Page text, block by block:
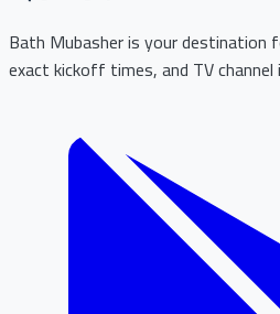
Bath Mubasher is your destination
exact kickoff times, and TV